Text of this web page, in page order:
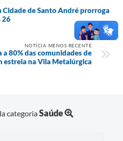
Cidade de Santo André prorroga
26
NOTÍCIA MENOS RECENTE
a 80% das comunidades de
estreia na Vila Metalúrgica
categoriaSaúde